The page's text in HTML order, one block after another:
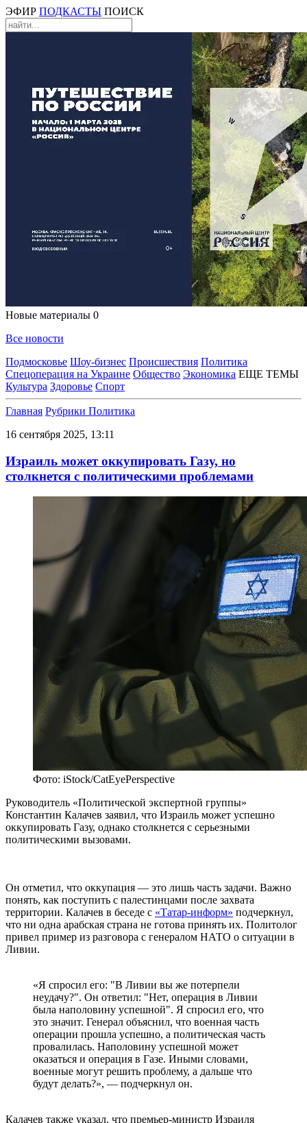
ЭФИР ПОДКАСТЫ ПОИСК
Новые материалы 0
Все новости
Подмосковье Шоу-бизнес Происшествия Политика
Спецоперация на Украине Общество Экономика ЕЩЕ ТЕМЫ
Культура Здоровье Спорт
Главная Рубрики Политика
16 сентября 2025, 13:11
Израиль может оккупировать Газу, но
столкнется с политическими проблемами
Фото: iStock/CatEyePerspective
Руководитель «Политической экспертной группы»
Константин Калачев заявил, что Израиль может успешно
оккупировать Газу, однако столкнется с серьезными
политическими вызовами.
Он отметил, что оккупация — это лишь часть задачи. Важно
понять, как поступить с палестинцами после захвата
территории. Калачев в беседе с «Татар-информ» подчеркнул,
что ни одна арабская страна не готова принять их. Политолог
привел пример из разговора с генералом НАТО о ситуации в
Ливии.
«Я спросил его: "В Ливии вы же потерпели
неудачу?". Он ответил: "Нет, операция в Ливии
была наполовину успешной". Я спросил его, что
это значит. Генерал объяснил, что военная часть
операции прошла успешно, а политическая часть
провалилась. Наполовину успешной может
оказаться и операция в Газе. Иными словами,
военные могут решить проблему, а дальше что
будут делать?», — подчеркнул он.
Калачев также указал, что премьер-министр Израиля